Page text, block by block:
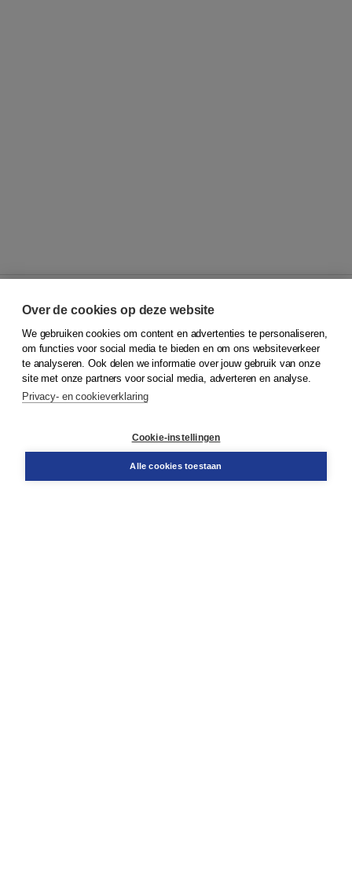
© 2026Koninklijke Boom uitgevers
Klantenservice
Service & informatie
Contact
Over de cookies op deze website
We gebruiken cookies om content en advertenties te personaliseren,
om functies voor social media te bieden en om ons websiteverkeer
te analyseren. Ook delen we informatie over jouw gebruik van onze
site met onze partners voor social media, adverteren en analyse.
Privacy- en cookieverklaring
Cookie-instellingen
Alle cookies toestaan